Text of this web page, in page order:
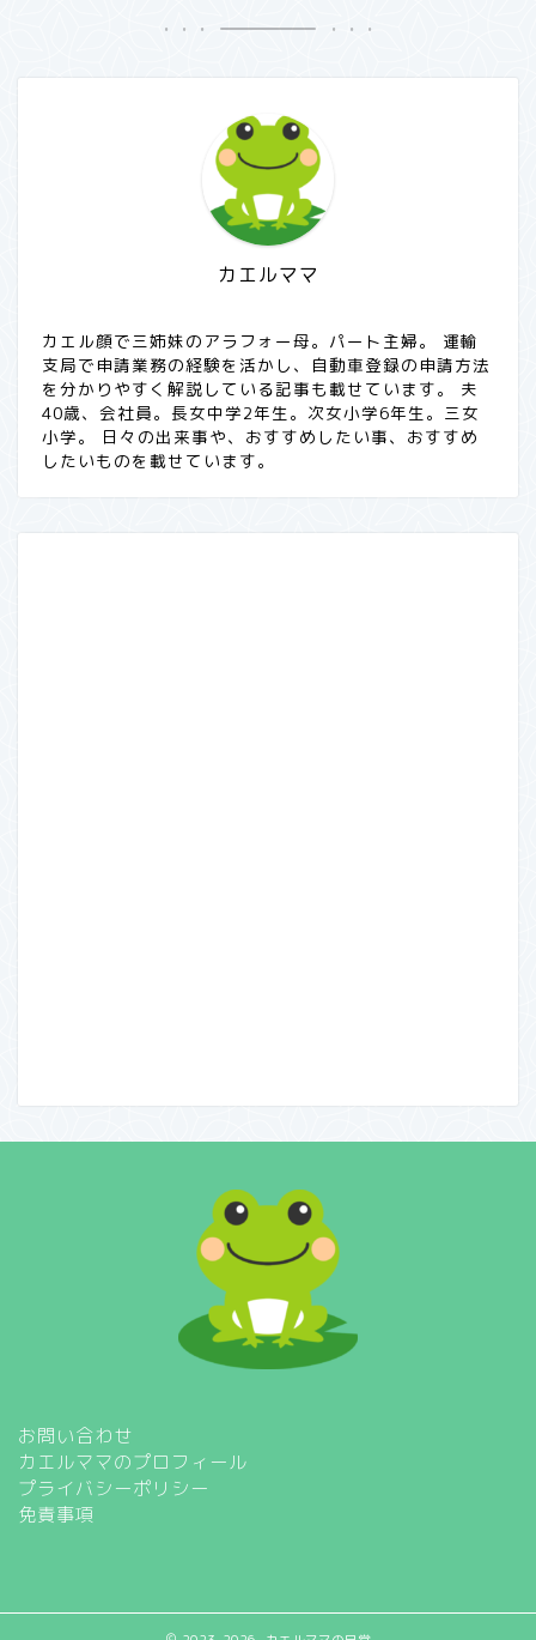
カエルママ
カエル顔で三姉妹のアラフォー母。パート主婦。 運輸
支局で申請業務の経験を活かし、自動車登録の申請方法
を分かりやすく解説している記事も載せています。 夫
40歳、会社員。長女中学2年生。次女小学6年生。三女
小学。 日々の出来事や、おすすめしたい事、おすすめ
したいものを載せています。
お問い合わせ
カエルママのプロフィール
プライバシーポリシー
免責事項